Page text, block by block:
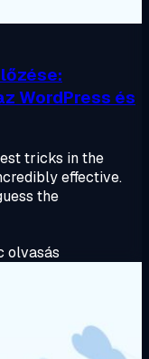
WordPress és
tricks in the
effective.
the
olvasás